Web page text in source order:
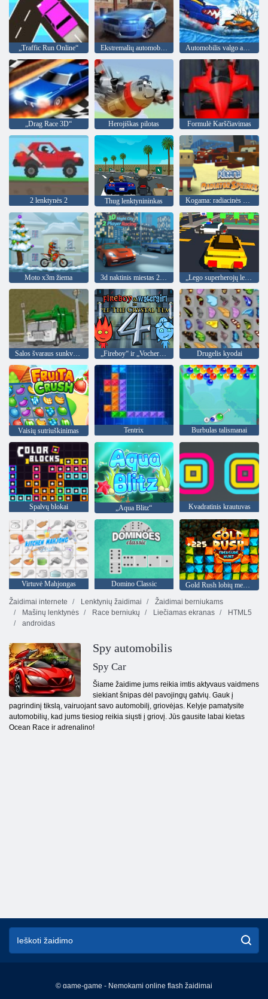
„Traffic Run Online“ Ekstremalių automobilių asfalto lenktynės Automobilis valgo automobilį: žiemos nuotykis
„Drag Race 3D“ Herojiškas pilotas Formulė Karščiavimas
2 lenktynės 2 Thug lenktynininkas Kogama: radiacinės spyruoklės
Moto x3m žiema 3d naktinis miestas 2 žaidėjų lenktynės
Salos švaraus sunkvežimio šiukšlių sim „Fireboy“ ir „Vochergirl 4“: „Crystal Temple“ Drugelis kyodai
Vaisių sutriuškinimas Tentrix Burbulas talismanai
Spalvų blokai „Aqua Blitz“ Kvadratinis krautuvas
Virtuvė Mahjongas Domino Classic
Žaidimai internete
Lenktynių žaidimai
Žaidimai berniukams
Mašinų lenktynės
Race berniukų Liečiamas ekranas
HTML5
androidas
Spy automobilis
Spy Car
Šiame žaidime jums reikia imtis aktyvaus vaidmens
siekiant šnipas dėl pavojingų gatvių. Gauk į
pagrindinį tikslą, vairuojant savo automobilį, griovėjas. Kelyje pamatysite
automobilių, kad jums tiesiog reikia siųsti į griovį. Jūs gausite labai kietas
Ocean Race ir adrenalino!
© game-game - Nemokami online flash žaidimai